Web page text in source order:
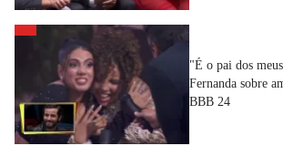
"É o pai dos
Fernanda sobre
BBB 24